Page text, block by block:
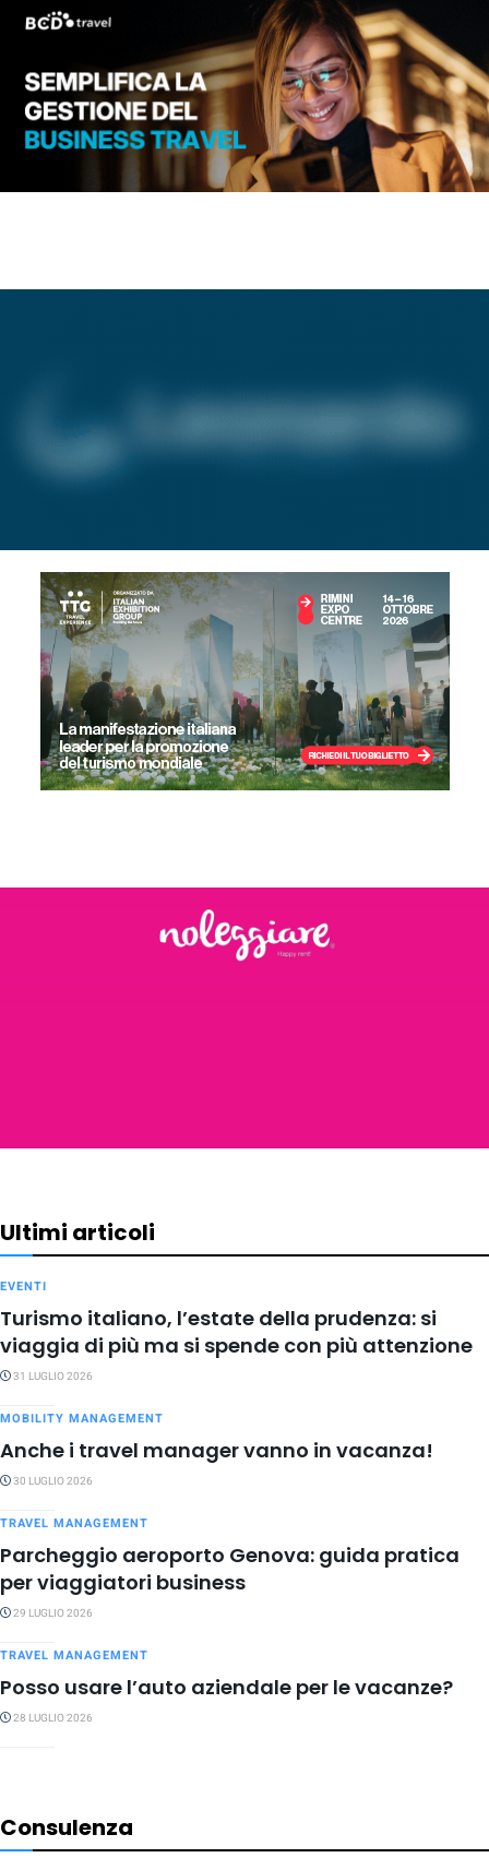
Ultimi articoli
EVENTI
Turismo italiano, l’estate della prudenza: si
viaggia di più ma si spende con più attenzione
31 LUGLIO 2026
MOBILITY MANAGEMENT
Anche i travel manager vanno in vacanza!
30 LUGLIO 2026
TRAVEL MANAGEMENT
Parcheggio aeroporto Genova: guida pratica
per viaggiatori business
29 LUGLIO 2026
TRAVEL MANAGEMENT
Posso usare l’auto aziendale per le vacanze?
28 LUGLIO 2026
Consulenza